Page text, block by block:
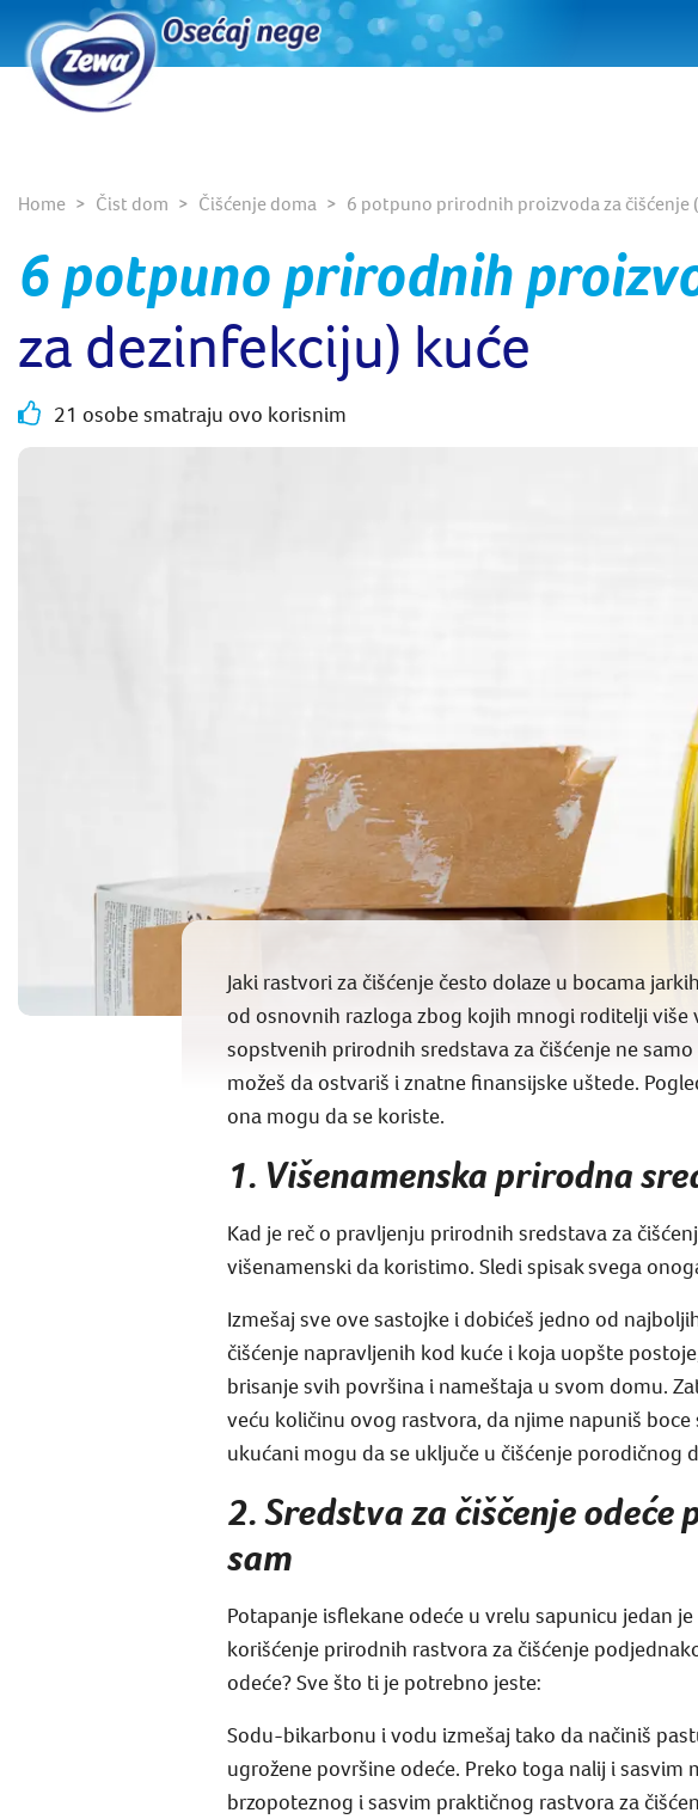
Home Čist dom Čišćenje doma 6 potpuno prirodnih proizvoda za čišćenje
6 potpuno prirodnih
za dezinfekciju) kuće
21 osobe smatraju ovo korisnim
Jaki rastvori za čišćenje često dolaze u bocama
od osnovnih razloga zbog kojih mnogi roditelji više
sopstvenih prirodnih sredstava za čišćenje ne
možeš da ostvariš i znatne finansijske uštede.
ona mogu da se koriste.
1. Višenamenska prirodna
Kad je reč o pravljenju prirodnih sredstava za
višenamenski da koristimo. Sledi spisak svega
Izmešaj sve ove sastojke i dobićeš jedno od
čišćenje napravljenih kod kuće i koja uopšte
brisanje svih površina i nameštaja u svom domu.
veću količinu ovog rastvora, da njime napuniš boce
ukućani mogu da se uključe u čišćenje porodičnog
2. Sredstva za čiščenje odeće
sam
Potapanje isflekane odeće u vrelu sapunicu jedan
korišćenje prirodnih rastvora za čišćenje
odeće? Sve što ti je potrebno jeste:
Sodu-bikarbonu i vodu izmešaj tako da načiniš
ugrožene površine odeće. Preko toga nalij i sasvim
brzopoteznog i sasvim praktičnog rastvora za